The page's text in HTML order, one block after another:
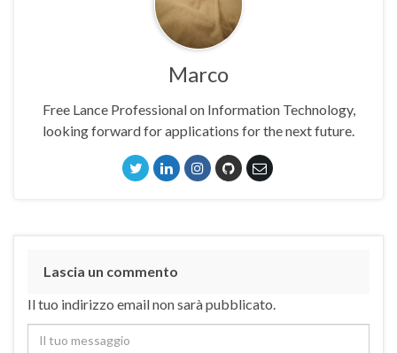
Marco
Free Lance Professional on Information Technology,
looking forward for applications for the next future.
Lascia un commento
Il tuo indirizzo email non sarà pubblicato.